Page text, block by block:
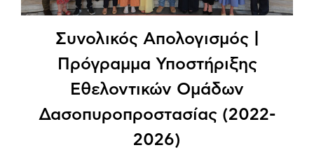
Συνολικός Απολογισμός |
Πρόγραμμα Υποστήριξης
Εθελοντικών Ομάδων
Δασοπυροπροστασίας (2022-
2026)